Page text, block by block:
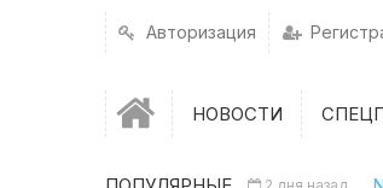
Авторизация
НОВОСТИ